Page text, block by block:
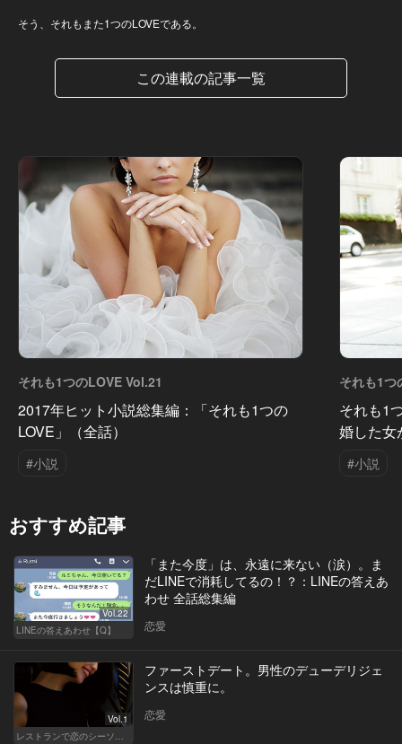
そう、それもまた1つのLOVEである。
この連載の記事一覧
それも1つのLOVE Vol.21
2017年ヒット小説総集編：「それも1つの
LOVE」（全話）
#小説
それも1
それも1
婚した女
#小説
おすすめ記事
Vol.22
LINEの答えあわせ【Q】
「また今度」は、永遠に来ない（涙）。ま
だLINEで消耗してるの！？：LINEの答えあ
わせ 全話総集編
恋愛
Vol.1
レストランで恋のシーソーゲーム（WOMAN）
ファーストデート。男性のデューデリジェ
ンスは慎重に。
恋愛